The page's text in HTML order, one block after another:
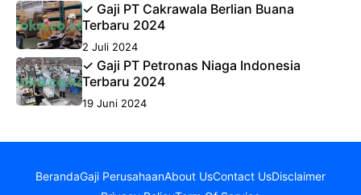
✓ Gaji PT Cakrawala Berlian Buana
Terbaru 2024
2 Juli 2024
✓ Gaji PT Petronas Niaga Indonesia
Terbaru 2024
19 Juni 2024
BerandaGaji PerusahaanAbout UsContact UsDisclaimer